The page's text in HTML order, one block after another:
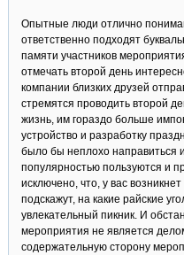
Опытные люди отлично
ответственно подходят
памяти участников
отмечать второй день
компании близких друзей
стремятся проводить второй
жизнь, им гораздо больше
устройство и разработку
было бы неплохо направиться
популярностью пользуются и
исключено, что, у вас
подскажут, на какие райские
увлекательный пикник. И
мероприятия не является
содержательную сторону